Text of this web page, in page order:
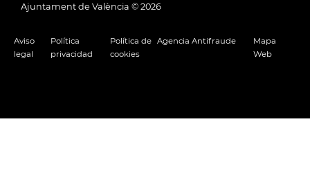
Ajuntament de València © 2026
Aviso
legal
Política
privacidad
Política de
cookies
Agencia Antifraude
Mapa
Web